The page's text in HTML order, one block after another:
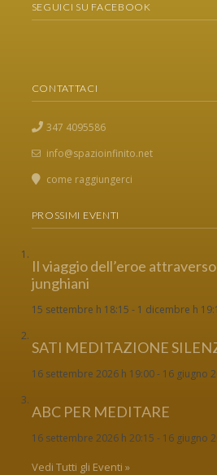
SEGUICI SU FACEBOOK
CONTATTACI
347 4095586
info@spazioinfinito.net
come raggiungerci
PROSSIMI EVENTI
Il viaggio dell’eroe
junghiani
15 settembre h 18:15 - 1 dicembre h
SATI MEDITAZIONE
16 settembre 2026 h 19:00- 16 giugno
ABC PER MEDITARE
16 settembre 2026 h 20:15 - 16 giugno
Vedi Tutti gli Eventi »